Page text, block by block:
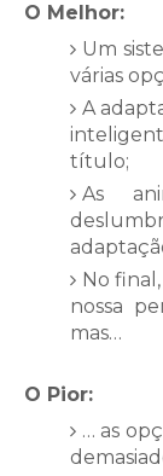
O Melhor:
Um
várias
A
título;
As
No
nossa
mas…
O Pior:
… as